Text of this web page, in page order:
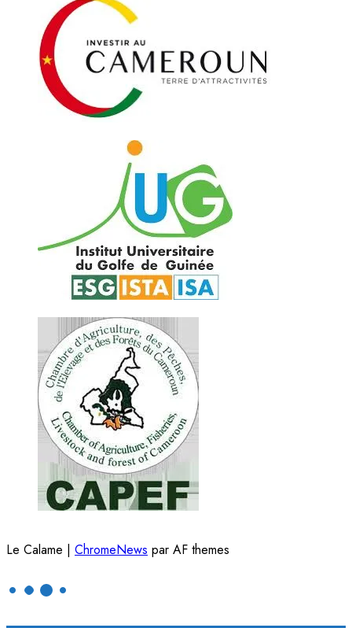
Le Calame | ChromeNews par AF themes